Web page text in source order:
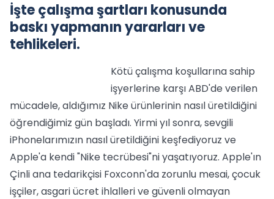
İşte çalışma şartları konusunda
baskı yapmanın yararları ve
tehlikeleri.
Kötü çalışma koşullarına sahip
işyerlerine karşı ABD'de verilen
mücadele, aldığımız Nike ürünlerinin nasıl üretildiğini
öğrendiğimiz gün başladı. Yirmi yıl sonra, sevgili
iPhonelarımızın nasıl üretildiğini keşfediyoruz ve
Apple'a kendi "Nike tecrübesi"ni yaşatıyoruz. Apple'ın
Çinli ana tedarikçisi Foxconn'da zorunlu mesai, çocuk
işçiler, asgari ücret ihlalleri ve güvenli olmayan